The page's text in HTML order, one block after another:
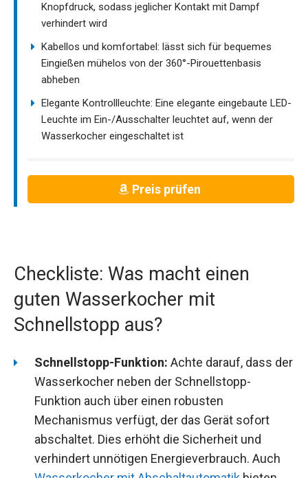
Knopfdruck, sodass jeglicher Kontakt mit Dampf
verhindert wird
Kabellos und komfortabel: lässt sich für bequemes
Eingießen mühelos von der 360°-Pirouettenbasis
abheben
Elegante Kontrollleuchte: Eine elegante eingebaute LED-
Leuchte im Ein-/Ausschalter leuchtet auf, wenn der
Wasserkocher eingeschaltet ist
Preis prüfen
Checkliste: Was macht einen
guten Wasserkocher mit
Schnellstopp aus?
Schnellstopp-Funktion: Achte darauf, dass der
Wasserkocher neben der Schnellstopp-
Funktion auch über einen robusten
Mechanismus verfügt, der das Gerät sofort
abschaltet. Dies erhöht die Sicherheit und
verhindert unnötigen Energieverbrauch. Auch